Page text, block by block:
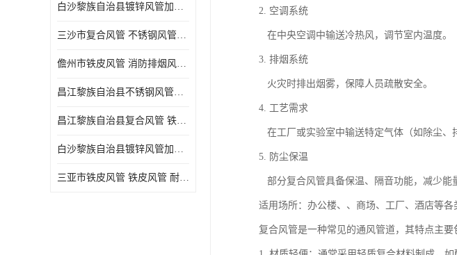
白沙黎族自治县镀锌风管加工厂 铁皮风管 耐腐蚀
三沙市复合风管 不锈钢风管加工 做急单
儋州市铁皮风管 消防排烟风管 耐腐蚀
昌江黎族自治县不锈钢风管加工 镀锌螺旋风管加工厂
昌江黎族自治县复合风管 铁皮风管
白沙黎族自治县镀锌风管加工厂 新风排风管
三亚市铁皮风管 铁皮风管 耐腐蚀
2. 空调系统
在中央空调中输送冷热风，调节室内温度。
3. 排烟系统
火灾时排出烟雾，保障人员疏散安全。
4. 工艺需求
在工厂或实验室中输送特定气体（如除尘、
5. 防尘保温
部分复合风管具备保温、隔音功能，减少能
适用场所：办公楼、、商场、工厂、酒店等各
复合风管是一种常见的通风管道，其特点主要